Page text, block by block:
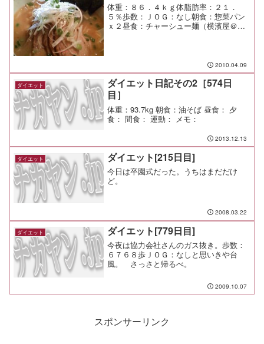
体重：８６．４ｋｇ体脂肪率：２１．
５％歩数：ＪＯＧ：なし朝食：惣菜パン
ｘ２昼食：チャーシュー麺（横濱屋＠市
2010.04.09
ダイエット
ダイエット日記その2［574日
目］
体重：93.7kg 朝食：油そば 昼食： 夕
食： 間食： 運動： メモ：
2013.12.13
ダイエット ダイエット[215日目]
今日は卒園式だった。うちはまだだけ
ど。
2008.03.22
ダイエット ダイエット[779日目]
今夜は協力会社さんのガス抜き。歩数：
６７６８歩ＪＯＧ：なしと思いきや台
風。 さっさと帰るべ。
2009.10.07
スポンサーリンク